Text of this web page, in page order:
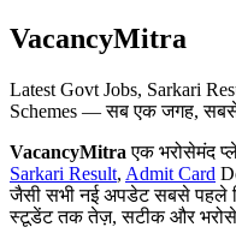
VacancyMitra
Latest Govt Jobs, Sarkari
Schemes — सब एक जगह,
VacancyMitra एक भरोसेमंद
Sarkari Result, Admit Card
जैसी सभी नई अपडेट सबसे पहले
स्टूडेंट तक तेज़, सटीक और